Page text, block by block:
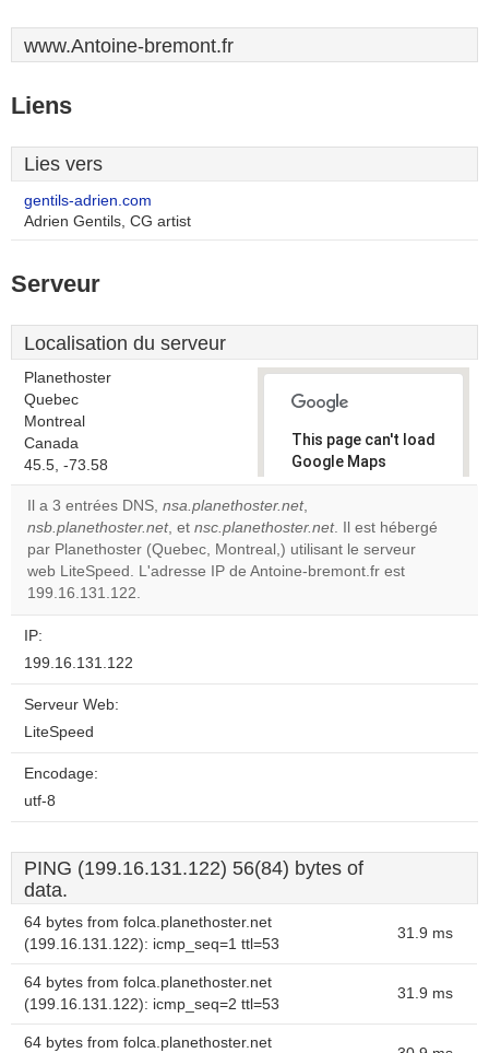
www.Antoine-bremont.fr
Liens
Lies vers
gentils-adrien.com
Adrien Gentils, CG artist
Serveur
Localisation du serveur
Planethoster
Quebec
Montreal
Canada
45.5, -73.58
This page can't load
Google Maps
correctly.
Do you
own this
website?
OK
Il a 3 entrées DNS, nsa.planethoster.net,
nsb.planethoster.net, et nsc.planethoster.net. Il est hébergé
par Planethoster (Quebec, Montreal,) utilisant le serveur
web LiteSpeed. L'adresse IP de Antoine-bremont.fr est
199.16.131.122.
IP:
199.16.131.122
Serveur Web:
LiteSpeed
Encodage:
utf-8
PING (199.16.131.122) 56(84) bytes of
data.
64 bytes from folca.planethoster.net
(199.16.131.122): icmp_seq=1 ttl=53
31.9 ms
64 bytes from folca.planethoster.net
(199.16.131.122): icmp_seq=2 ttl=53
31.9 ms
64 bytes from folca.planethoster.net